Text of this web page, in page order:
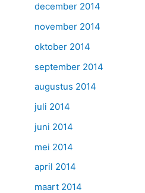
december 2014
november 2014
oktober 2014
september 2014
augustus 2014
juli 2014
juni 2014
mei 2014
april 2014
maart 2014